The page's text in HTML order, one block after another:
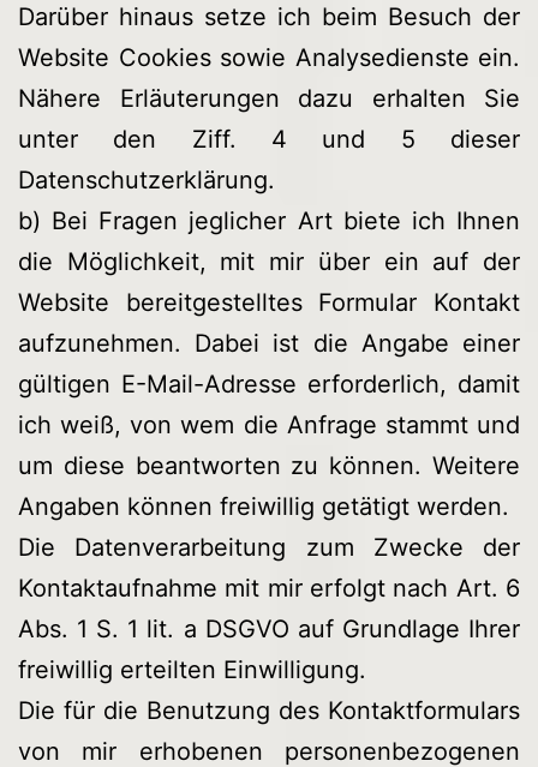
Darüber hinaus setze ich beim Besuch der
Website Cookies sowie Analysedienste ein.
Nähere Erläuterungen dazu erhalten Sie
unter den Ziff. 4 und 5 dieser
Datenschutzerklärung.
b) Bei Fragen jeglicher Art biete ich Ihnen
die Möglichkeit, mit mir über ein auf der
Website bereitgestelltes Formular Kontakt
aufzunehmen. Dabei ist die Angabe einer
gültigen E-Mail-Adresse erforderlich, damit
ich weiß, von wem die Anfrage stammt und
um diese beantworten zu können. Weitere
Angaben können freiwillig getätigt werden.
Die Datenverarbeitung zum Zwecke der
Kontaktaufnahme mit mir erfolgt nach Art. 6
Abs. 1 S. 1 lit. a DSGVO auf Grundlage Ihrer
freiwillig erteilten Einwilligung.
Die für die Benutzung des Kontaktformulars
von mir erhobenen personenbezogenen